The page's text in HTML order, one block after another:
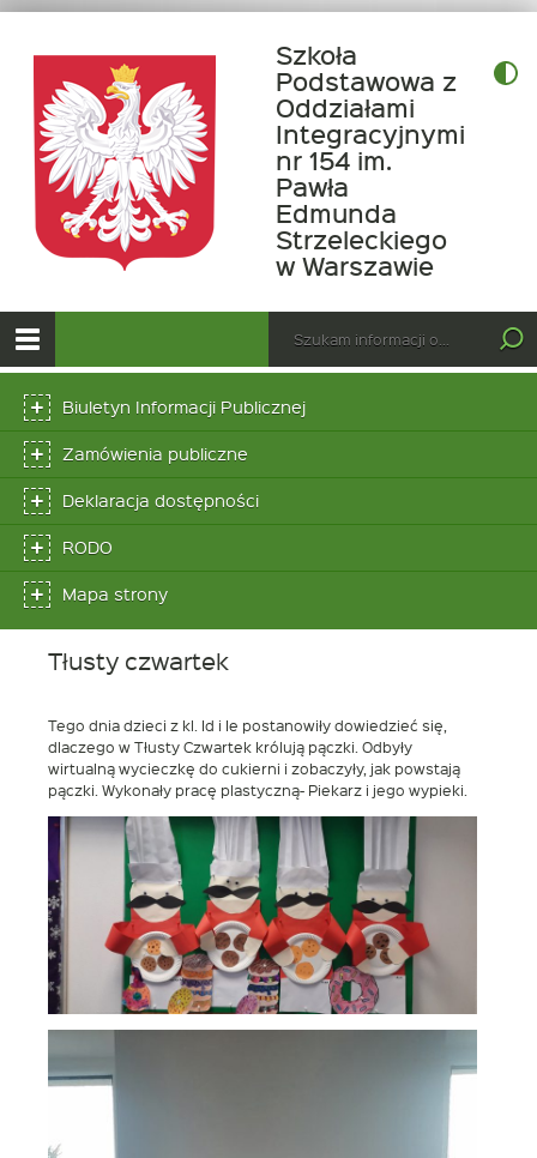
Szkoła
Podstawowa z
Oddziałami
Integracyjnymi
nr 154 im.
Pawła
Edmunda
Strzeleckiego
w Warszawie-
Menu
główne
Otwórz
menu
główne
wpisz
szukaną
dodatkoweBiuletyn Informacji Publicznej
Zamówienia publiczne
Deklaracja dostępności
RODO
Mapa strony
Tłusty czwartek
Tego dnia dzieci z kl. Id i Ie postanowiły dowiedzieć się,
dlaczego w Tłusty Czwartek królują pączki. Odbyły
wirtualną wycieczkę do cukierni i zobaczyły, jak powstają
pączki. Wykonały pracę plastyczną- Piekarz i jego wypieki.